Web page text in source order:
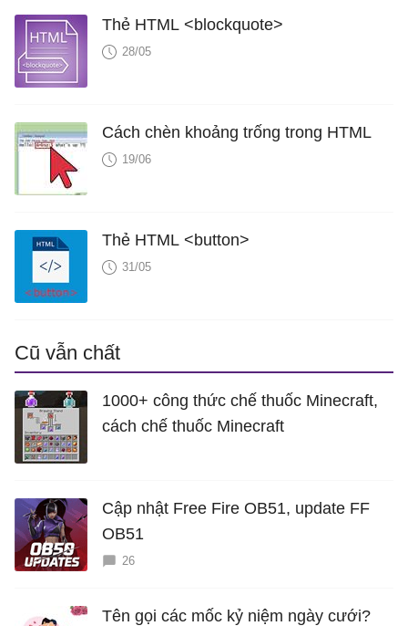
Thẻ HTML <blockquote>
28/05
Cách chèn khoảng trống trong HTML
19/06
Thẻ HTML <button>
31/05
Cũ vẫn chất
1000+ công thức chế thuốc Minecraft,
cách chế thuốc Minecraft
Cập nhật Free Fire OB51, update FF
OB51
26
Tên gọi các mốc kỷ niệm ngày cưới?